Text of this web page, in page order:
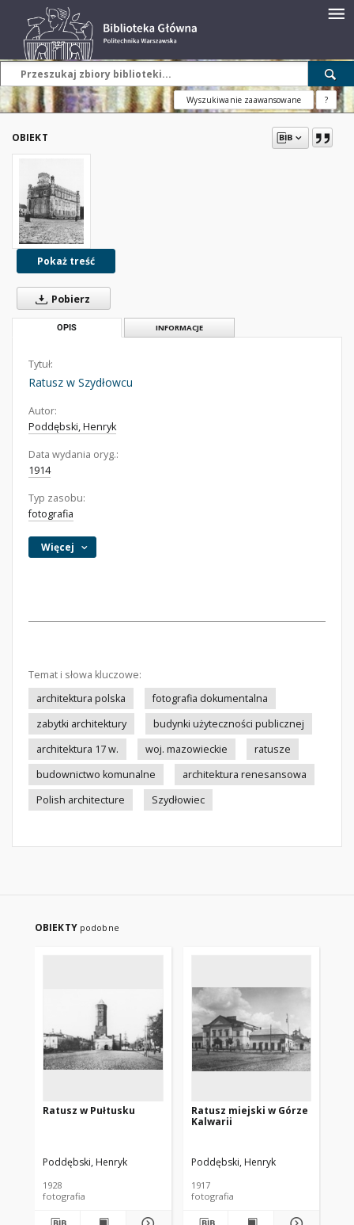
Wyszukiwanie zaawansowane ?
OBIEKT
Pokaż treść
Pobierz
OPIS INFORMACJE
Tytuł:
Ratusz w Szydłowcu
Autor:
Poddębski, Henryk
Data wydania oryg.:
1914
Typ zasobu:
fotografia
Więcej
Temat i słowa kluczowe:
architektura polska
fotografia dokumentalna
zabytki architektury
budynki użyteczności publicznej
architektura 17 w.
woj. mazowieckie
ratusze
budownictwo komunalne
architektura renesansowa
Polish architecture
Szydłowiec
OBIEKTY podobne
Ratusz w Pułtusku
Poddębski, Henryk
1928
fotografia
Ratusz miejski w Górze
Kalwarii
Poddębski, Henryk
1917
fotografia